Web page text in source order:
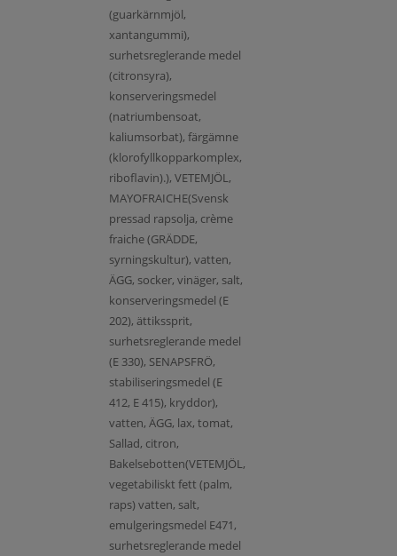
(guarkärnmjöl,
xantangummi),
surhetsreglerande medel
(citronsyra),
konserveringsmedel
(natriumbensoat,
kaliumsorbat), färgämne
(klorofyllkopparkomplex,
riboflavin).), VETEMJÖL,
MAYOFRAICHE(Svensk
pressad rapsolja, crème
fraiche (GRÄDDE,
syrningskultur), vatten,
ÄGG, socker, vinäger, salt,
konserveringsmedel (E
202), ättikssprit,
surhetsreglerande medel
(E 330), SENAPSFRÖ,
stabiliseringsmedel (E
412, E 415), kryddor),
vatten, ÄGG, lax, tomat,
Sallad, citron,
Bakelsebotten(VETEMJÖL,
vegetabiliskt fett (palm,
raps) vatten, salt,
emulgeringsmedel E471,
surhetsreglerande medel